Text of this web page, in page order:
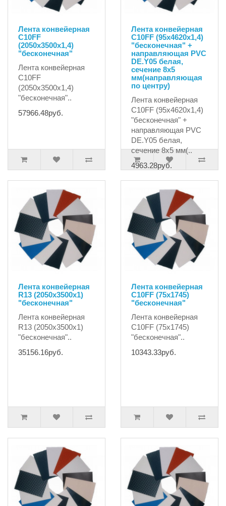
Лента конвейерная
C10FF
(2050x3500x1,4)
"бесконечная"
Лента конвейерная
C10FF
(2050x3500x1,4)
"бесконечная"..
57966.48руб.
Лента конвейерная
C10FF (95x4620x1,4)
"бесконечная" +
направляющая PVC
DE.Y05 белая,
сечение 8х5
мм(направляющая
по центру)
Лента конвейерная
C10FF (95x4620x1,4)
"бесконечная" +
направляющая PVC
DE.Y05 белая,
сечение 8х5 мм(..
4963.28руб.
Лента конвейерная
R13 (2050х3500х1)
"бесконечная"
Лента конвейерная
R13 (2050х3500х1)
"бесконечная"..
35156.16руб.
Лента конвейерная
C10FF (75x1745)
"бесконечная"
Лента конвейерная
C10FF (75x1745)
"бесконечная"..
10343.33руб.